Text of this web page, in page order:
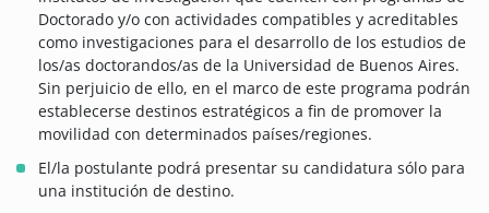
Doctorado y/o con actividades compatibles y acreditables
como investigaciones para el desarrollo de los estudios de
los/as doctorandos/as de la Universidad de Buenos Aires.
Sin perjuicio de ello, en el marco de este programa podrán
establecerse destinos estratégicos a fin de promover la
movilidad con determinados países/regiones.
El/la postulante podrá presentar su candidatura sólo para
una institución de destino.